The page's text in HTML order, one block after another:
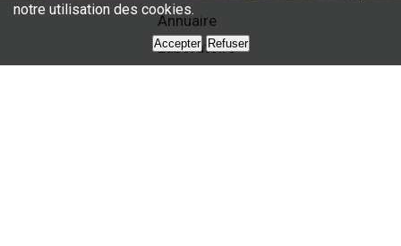
Annuaire
Laboratoire
notre utilisation des cookies.
Accepter Refuser